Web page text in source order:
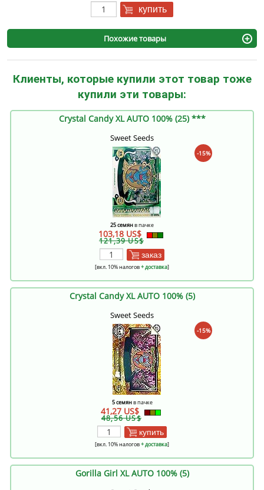
купить
Похожие товары
Клиенты, которые купили этот товар тоже
купили эти товары:
Crystal Candy XL AUTO 100% (25) ***
Sweet Seeds
-15%
25 семянв пачке
103,18 US$
121,39 US$
заказ
[вкл. 10% налогов+ доставка]
Crystal Candy XL AUTO 100% (5)
Sweet Seeds
-15%
5 семянв пачке
41,27 US$
48,56 US$
купить
[вкл. 10% налогов+ доставка]
Gorilla Girl XL AUTO 100% (5)